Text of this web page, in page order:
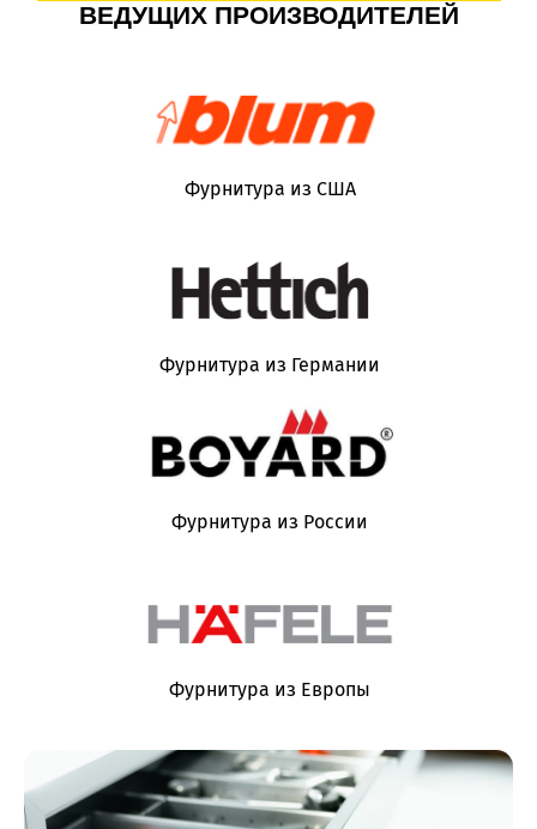
ВЕДУЩИХ ПРОИЗВОДИТЕЛЕЙ
Фурнитура из США
Фурнитура из Германии
Фурнитура из России
Фурнитура из Европы